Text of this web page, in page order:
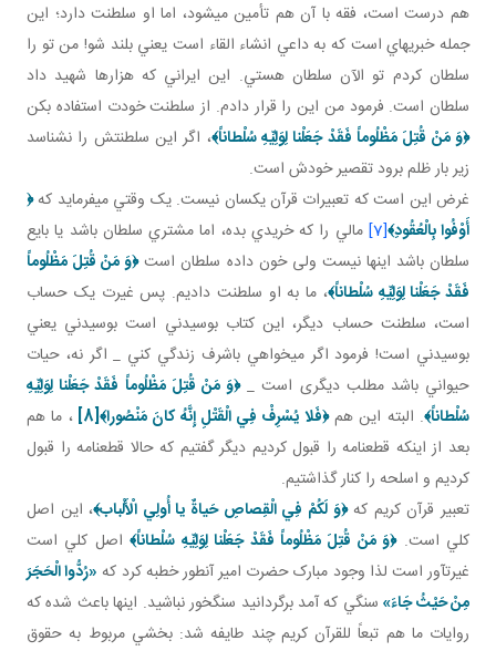
هم درست است، فقه با آن هم تأمين مي شود، اما او سلطنت دارد؛ اين
جمله خبريه اي است که به داعي انشاء القاء است يعني بلند شو! من تو را
سلطان کردم تو الآن سلطان هستي. اين ايراني که هزارها شهيد داد
سلطان است. فرمود من اين را قرار دادم. از سلطنت خودت استفاده بکن
﴿وَ مَنْ قُتِلَ مَظْلُوماً فَقَدْ جَعَلْنا لِوَلِيِّهِ سُلْطاناً﴾، اگر اين سلطنتش را نشناسد
زير بار ظلم برود تقصير خودش است.
غرض اين است که تعبيرات قرآن يکسان نيست. يک وقتي مي فرمايد که﴿
أَوْفُوا بِالْعُقُودِ﴾[7]
مالي را که خريدي بده، اما مشتري سلطان باشد يا بايع
سلطان باشد اينها نيست ولی خون داده سلطان است﴿وَ مَنْ قُتِلَ مَظْلُوماً
فَقَدْ جَعَلْنا لِوَلِيِّهِ سُلْطاناً﴾، ما به او سلطنت داديم. پس غيرت يک حساب
است، سلطنت حساب ديگر، اين کتاب بوسيدني است بوسيدني يعني
بوسيدني است! فرمود اگر مي خواهي باشرف زندگي کني _ اگر نه، حيات
حيواني باشد مطلب ديگری است _﴿وَ مَنْ قُتِلَ مَظْلُوماً فَقَدْ جَعَلْنا لِوَلِيِّهِ
سُلْطاناً﴾. البته اين هم﴿فَلا يُسْرِفْ فِي الْقَتْلِ إِنَّهُ كانَ مَنْصُورا﴾[8]
، ما هم
بعد از اينکه قطع نامه را قبول کرديم ديگر گفتيم که حالا قطع نامه را قبول
کرديم و اسلحه را کنار گذاشتيم.
تعبير قرآن کريم که﴿وَ لَكُمْ فِي الْقِصاصِ حَياةٌ يا أُولِي الْأَلْباب‏﴾، اين اصل
کلي است.﴿وَ مَنْ قُتِلَ مَظْلُوماً فَقَدْ جَعَلْنا لِوَلِيِّهِ سُلْطاناً﴾اصل کلي است
غيرت آور است لذا وجود مبارک حضرت امير آن طور خطبه کرد که «رُدُّوا الْحَجَرَ
مِنْ حَيْثُ جَاءَ» سنگي که آمد برگردانيد سنگ خور نباشيد. اينها باعث شده که
روايات ما هم تبعاً للقرآن کريم چند طايفه شد: بخشي مربوط به حقوق